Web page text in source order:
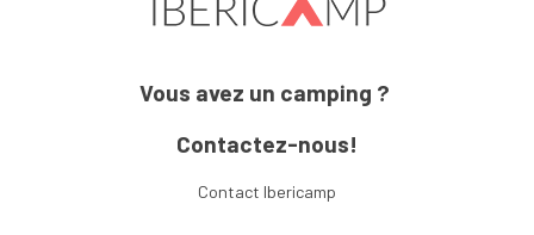
Vous avez un camping ?
Contactez-nous!
Contact Ibericamp